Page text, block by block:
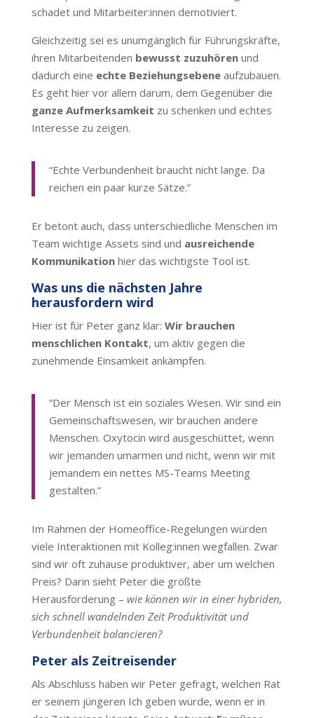
schadet und Mitarbeiter:innen demotiviert.
Gleichzeitig sei es unumgänglich für Führungskräfte,
ihren Mitarbeitenden bewusst zuzuhörenund
dadurch eine echte Beziehungsebeneaufzubauen.
Es geht hier vor allem darum, dem Gegenüber die
ganze Aufmerksamkeit zu schenken und echtes
Interesse zu zeigen.
“Echte Verbundenheit braucht nicht lange. Da
reichen ein paar kurze Sätze.”
Er betont auch, dass unterschiedliche Menschen im
Team wichtige Assets sind und ausreichende
Kommunikationhier das wichtigste Tool ist.
Was uns die nächsten Jahre
herausfordern wird
Hier ist für Peter ganz klar: Wir brauchen
menschlichen Kontakt, um aktiv gegen die
zunehmende Einsamkeit ankämpfen.
“Der Mensch ist ein soziales Wesen. Wir sind ein
Gemeinschaftswesen, wir brauchen andere
Menschen. Oxytocin wird ausgeschüttet, wenn
wir jemanden umarmen und nicht, wenn wir mit
jemandem ein nettes MS-Teams Meeting
gestalten.”
Im Rahmen der Homeoffice-Regelungen würden
viele Interaktionen mit Kolleg:innen wegfallen. Zwar
sind wir oft zuhause produktiver, aber um welchen
Preis? Darin sieht Peter die größte
Herausforderung – wie können wir in einer hybriden,
sich schnell wandelnden Zeit Produktivität und
Verbundenheit balancieren?
Peter als Zeitreisender
Als Abschluss haben wir Peter gefragt, welchen Rat
er seinem jüngeren Ich geben würde, wenn er in